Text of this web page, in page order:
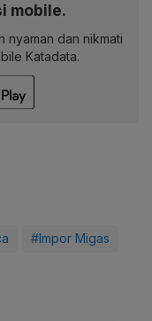
mobile.
nyaman dan nikmati
Katadata.
#Impor Migas